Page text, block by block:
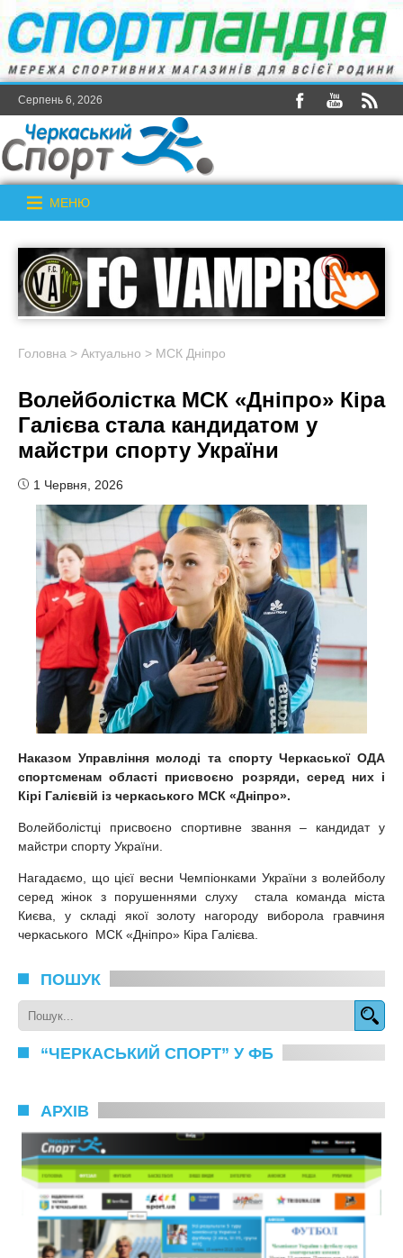
Серпень 6, 2026
МЕНЮ
Головна > Актуально > МСК Дніпро
Волейболістка МСК «Дніпро» Кіра
Галієва стала кандидатом у
майстри спорту України
1 Червня, 2026
Наказом Управління молоді та спорту Черкаської ОДА
спортсменам області присвоєно розряди, серед них і
Кірі Галієвій із черкаського МСК «Дніпро».
Волейболістці присвоєно спортивне звання – кандидат у
майстри спорту України.
Нагадаємо, що цієї весни Чемпіонками України з волейболу
серед жінок з порушеннями слуху стала команда міста
Києва, у складі якої золоту нагороду виборола гравчиня
черкаського МСК «Дніпро» Кіра Галієва.
ПОШУК
“ЧЕРКАСЬКИЙ СПОРТ” У ФБ
АРХІВ